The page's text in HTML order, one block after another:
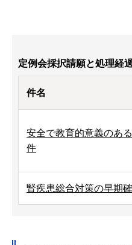
定例会採択請願と処理経
件名
安全で教育的意義のあ
件
腎疾患総合対策の早期